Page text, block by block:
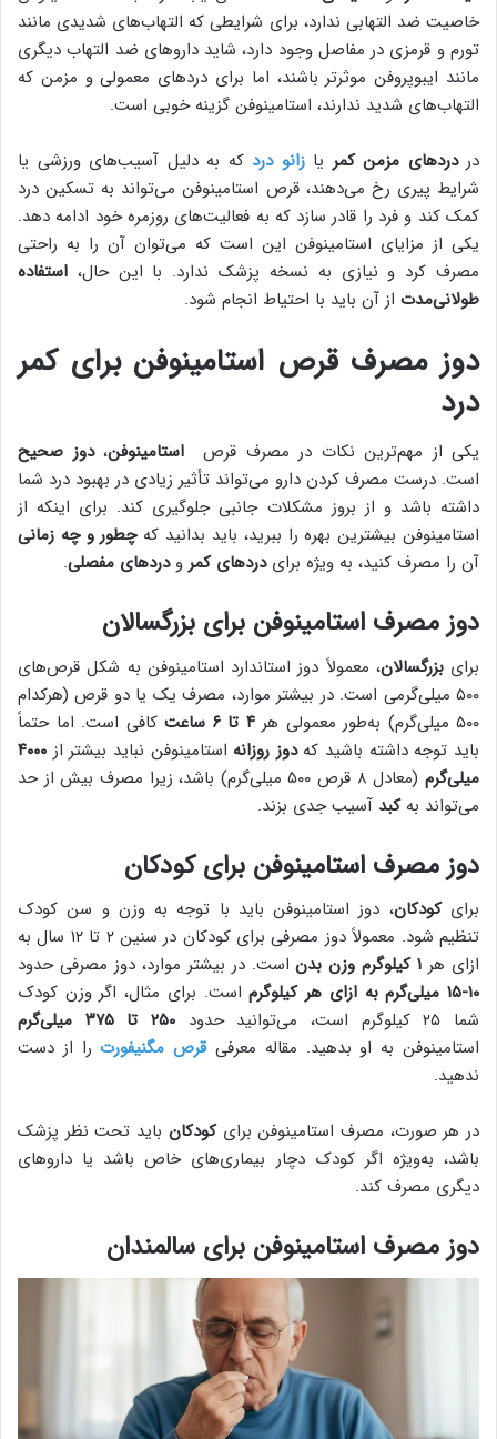
خاصیت ضد التهابی ندارد، برای شرایطی که التهاب‌های شدیدی مانند
تورم و قرمزی در مفاصل وجود دارد، شاید داروهای ضد التهاب دیگری
مانند ایبوپروفن موثرتر باشند، اما برای دردهای معمولی و مزمن که
التهاب‌های شدید ندارند، استامینوفن گزینه خوبی است.
دردردهای مزمن کمر یازانو درد که به دلیل آسیب‌های ورزشی یا
شرایط پیری رخ می‌دهند، قرص استامینوفن می‌تواند به تسکین درد
کمک کند و فرد را قادر سازد که به فعالیت‌های روزمره خود ادامه دهد.
یکی از مزایای استامینوفن این است که می‌توان آن را به راحتی
مصرف کرد و نیازی به نسخه پزشک ندارد. با این حال، استفاده
طولانی‌مدت از آن باید با احتیاط انجام شود.
دوز مصرف قرص استامینوفن برای کمر
درد
یکی از مهم‌ترین نکات در مصرف قرص استامینوفن،دوز صحیح
است. درست مصرف کردن دارو می‌تواند تأثیر زیادی در بهبود درد شما
داشته باشد و از بروز مشکلات جانبی جلوگیری کند. برای اینکه از
استامینوفن بیشترین بهره را ببرید، باید بدانید کهچطور و چه زمانی
آن را مصرف کنید، به ویژه برایدردهای کمر ودردهای مفصلی.
دوز مصرف استامینوفن برای بزرگسالان
برایبزرگسالان، معمولاً دوز استاندارد استامینوفن به شکل قرص‌های
۵۰۰ میلی‌گرمی است. در بیشتر موارد، مصرف یک یا دو قرص (هرکدام
۵۰۰ میلی‌گرم) به‌طور معمولی هر
۴ تا ۶ ساعت
کافی است. اما حتماً
باید توجه داشته باشید کهدوز روزانه استامینوفن نباید بیشتر از ۴۰۰۰
میلی‌گرم
(معادل ۸ قرص ۵۰۰ میلی‌گرم) باشد، زیرا مصرف بیش از حد
می‌تواند بهکبد آسیب جدی بزند.
دوز مصرف استامینوفن برای کودکان
برایکودکان، دوز استامینوفن باید با توجه به وزن و سن کودک
تنظیم شود. معمولاً دوز مصرفی برای کودکان در سنین ۲ تا ۱۲ سال به
ازای هر ۱ کیلوگرم وزن بدن
است. در بیشتر موارد، دوز مصرفی حدود
۱۰-۱۵ میلی‌گرم به ازای هر کیلوگرم
است. برای مثال، اگر وزن کودک
شما ۲۵ کیلوگرم است، می‌توانید حدود
۲۵۰ تا ۳۷۵ میلی‌گرم
استامینوفن به او بدهید. مقاله معرفیقرص مگنیفورترا از دست
ندهید.
در هر صورت، مصرف استامینوفن برایکودکان باید تحت نظر پزشک
باشد، به‌ویژه اگر کودک دچار بیماری‌های خاص باشد یا داروهای
دیگری مصرف کند.
دوز مصرف استامینوفن برای سالمندان